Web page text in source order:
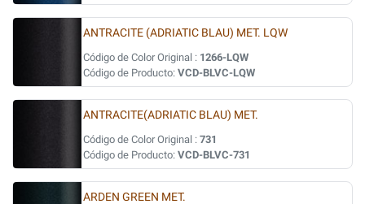
ANTRACITE (ADRIATIC BLAU) MET. LQW
Código de Color Original : 1266-LQW
Código de Producto: VCD-BLVC-LQW
ANTRACITE(ADRIATIC BLAU) MET.
Código de Color Original : 731
Código de Producto: VCD-BLVC-731
ARDEN GREEN MET.